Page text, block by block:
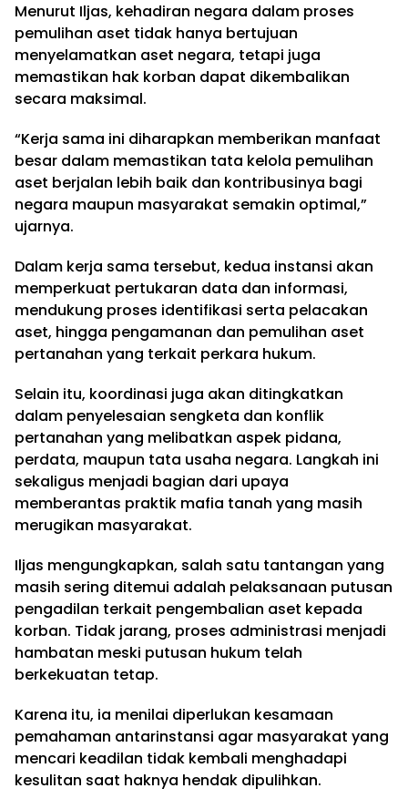
Menurut Iljas, kehadiran negara dalam proses
pemulihan aset tidak hanya bertujuan
menyelamatkan aset negara, tetapi juga
memastikan hak korban dapat dikembalikan
secara maksimal.
“Kerja sama ini diharapkan memberikan manfaat
besar dalam memastikan tata kelola pemulihan
aset berjalan lebih baik dan kontribusinya bagi
negara maupun masyarakat semakin optimal,”
ujarnya.
Dalam kerja sama tersebut, kedua instansi akan
memperkuat pertukaran data dan informasi,
mendukung proses identifikasi serta pelacakan
aset, hingga pengamanan dan pemulihan aset
pertanahan yang terkait perkara hukum.
Selain itu, koordinasi juga akan ditingkatkan
dalam penyelesaian sengketa dan konflik
pertanahan yang melibatkan aspek pidana,
perdata, maupun tata usaha negara. Langkah ini
sekaligus menjadi bagian dari upaya
memberantas praktik mafia tanah yang masih
merugikan masyarakat.
Iljas mengungkapkan, salah satu tantangan yang
masih sering ditemui adalah pelaksanaan putusan
pengadilan terkait pengembalian aset kepada
korban. Tidak jarang, proses administrasi menjadi
hambatan meski putusan hukum telah
berkekuatan tetap.
Karena itu, ia menilai diperlukan kesamaan
pemahaman antarinstansi agar masyarakat yang
mencari keadilan tidak kembali menghadapi
kesulitan saat haknya hendak dipulihkan.